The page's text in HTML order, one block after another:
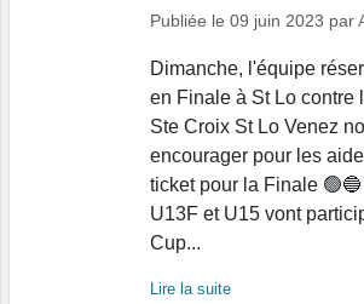
Publiée le 09 juin 2023 par
Dimanche, l'équipe
en Finale à St Lo contre
Ste Croix St Lo Venez
encourager pour les
ticket pour la Finale
U13F et U15 vont
Cup...
Lire la suite